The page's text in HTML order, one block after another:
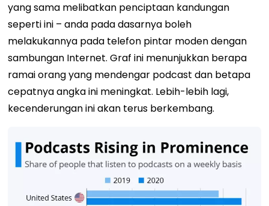
yang sama melibatkan penciptaan kandungan
seperti ini – anda pada dasarnya boleh
melakukannya pada telefon pintar moden dengan
sambungan Internet. Graf ini menunjukkan berapa
ramai orang yang mendengar podcast dan betapa
cepatnya angka ini meningkat. Lebih-lebih lagi,
kecenderungan ini akan terus berkembang.